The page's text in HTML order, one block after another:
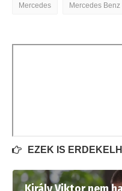
Mercedes Mercedes Benz
EZEK IS